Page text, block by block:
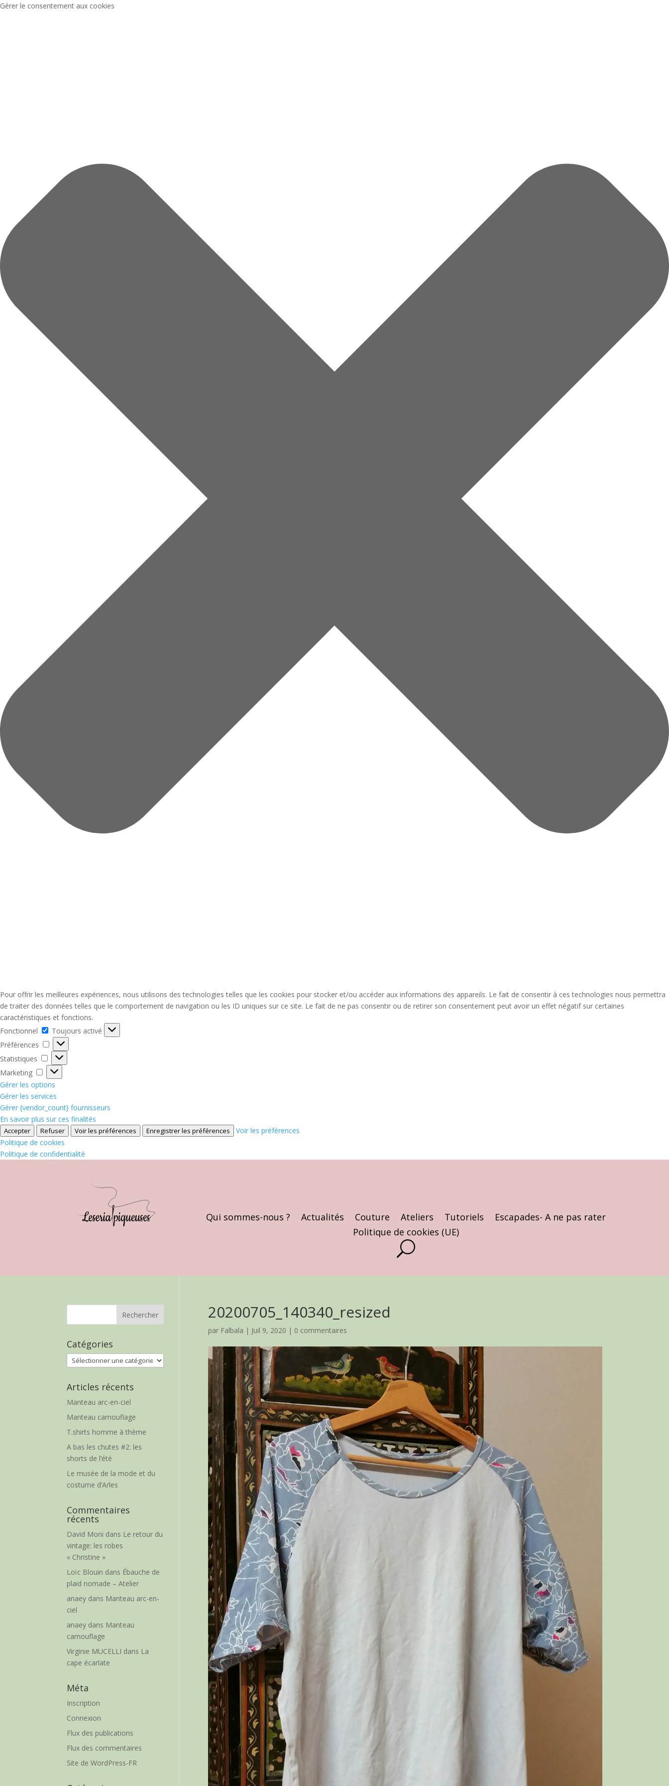
Gérer le consentement aux cookies
Pour offrir les meilleures expériences, nous utilisons des technologies telles que les cookies pour stocker et/ou accéder aux informations des appareils. Le fait de consentir à ces technologies nous permettra
de traiter des données telles que le comportement de navigation ou les ID uniques sur ce site. Le fait de ne pas consentir ou de retirer son consentement peut avoir un effet négatif sur certaines
caractéristiques et fonctions.
Fonctionnel
Fonctionnel
Toujours activé
Préférences
Préférences
Statistiques
Statistiques
Marketing
Marketing
Gérer les options
Gérer les services
Gérer {vendor_count} fournisseurs
En savoir plus sur ces finalités
Accepter Refuser Voir les préférences Enregistrer les préférences
Voir les préférences
Politique de cookies
Politique de confidentialité
Qui sommes-nous ? Actualités Couture Ateliers Tutoriels
Escapades- A ne pas rater
Politique de cookies (UE)
20200705_140340_resized
par Falbala | Juil 9, 2020 | 0 commentaires
Catégories
Catégories
Articles récents
Manteau arc-en-ciel
Manteau camouflage
T.shirts homme à thème
A bas les chutes #2: les
shorts de l’été
Le musée de la mode et du
costume d’Arles
Commentaires
récents
David Moni dans Le retour du
vintage: les robes
« Christine »
Loïc Blouin dans Ébauche de
plaid nomade – Atelier
anaey dans Manteau arc-en-
ciel
anaey dans Manteau
camouflage
Virginie MUCELLI dans La
cape écarlate
Méta
Inscription
Connexion
Flux des publications
Flux des commentaires
Site de WordPress-FR